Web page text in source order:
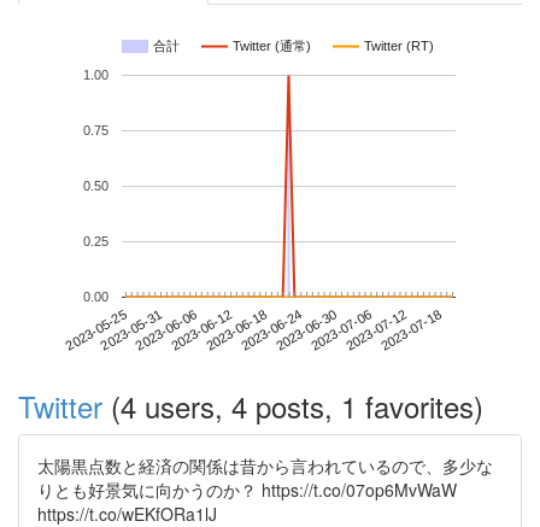
合計 Twitter (通常) Twitter (RT)
2023-05-252023-05-312023-06-062023-06-122023-06-182023-06-242023-06-302023-07-062023-07-122023-07-18
0.00
0.25
0.50
0.75
1.00
Twitter (4 users, 4 posts, 1 favorites)
太陽黒点数と経済の関係は昔から言われているので、多少な
りとも好景気に向かうのか？ https://t.co/07op6MvWaW
https://t.co/wEKfORa1lJ